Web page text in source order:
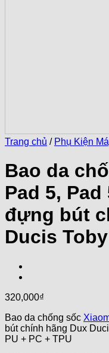
Trang chủ / Phụ Kiện
Bao da
Pad 5,
đựng bút
Ducis Toby
320,000₫
Bao da chống sốc
bút chính hãng Dux
PU + PC + TPU